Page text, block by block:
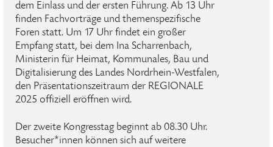
dem Einlass und der ersten Führung. Ab 13 Uhr
finden Fachvorträge und themenspezifische
Foren statt. Um 17 Uhr findet ein großer
Empfang statt, bei dem Ina Scharrenbach,
Ministerin für Heimat, Kommunales, Bau und
Digitalisierung des Landes Nordrhein-Westfalen,
den Präsentationszeitraum der REGIONALE
2025 offiziell eröffnen wird.
Der zweite Kongresstag beginnt ab 08.30 Uhr.
Besucher*innen können sich auf weitere